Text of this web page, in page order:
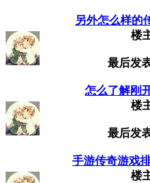
另外怎么样的
楼
最后发
怎么了解刚
楼
最后发
手游传奇游戏
楼